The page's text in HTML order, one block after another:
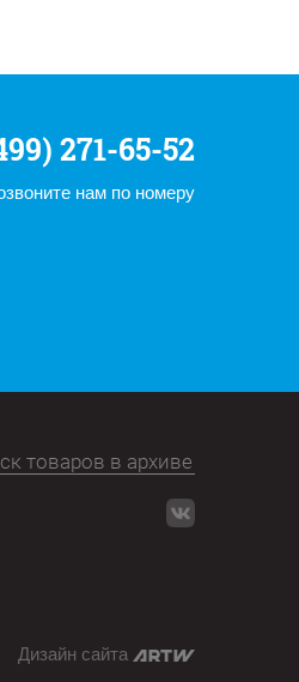
271-65-52
нам по номеру
Дизайн сайта